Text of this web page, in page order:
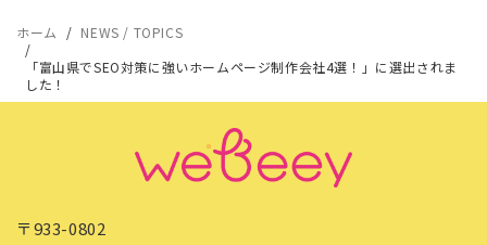
ホーム
NEWS / TOPICS
「富山県でSEO対策に強いホームページ制作会社4選！」に選出されま
した！
〒933-0802